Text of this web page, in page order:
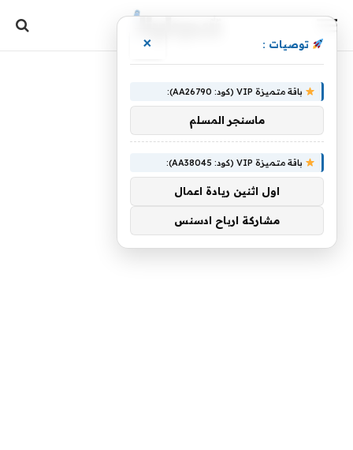
توصيات : ×
باقة متميزة VIP (كود: AA26790):
ماسنجر المسلم
باقة متميزة VIP (كود: AA38045):
اول اثنين ريادة اعمال
مشاركة ارباح ادسنس